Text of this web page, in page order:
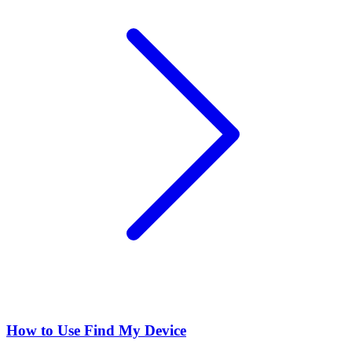
How to Use Find My Device